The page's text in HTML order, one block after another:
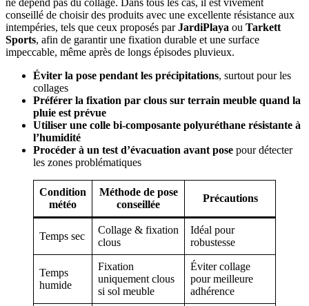
ne dépend pas du collage. Dans tous les cas, il est vivement
conseillé de choisir des produits avec une excellente résistance aux
intempéries, tels que ceux proposés parJardiPlaya ou Tarkett
Sports, afin de garantir une fixation durable et une surface
impeccable, même après de longs épisodes pluvieux.
Éviter la pose pendant les précipitations, surtout pour les
collages
Préférer la fixation par clous sur terrain meuble quand la
pluie est prévue
Utiliser une colle bi-composante polyuréthane résistante à
l’humidité
Procéder à un test d’évacuation avant pose pour détecter
les zones problématiques
Condition
météo
Méthode de pose
conseillée
Précautions
Temps sec
Collage & fixation
clous
Idéal pour
robustesse
Temps
humide
Fixation
uniquement clous
si sol meuble
Éviter collage
pour meilleure
adhérence